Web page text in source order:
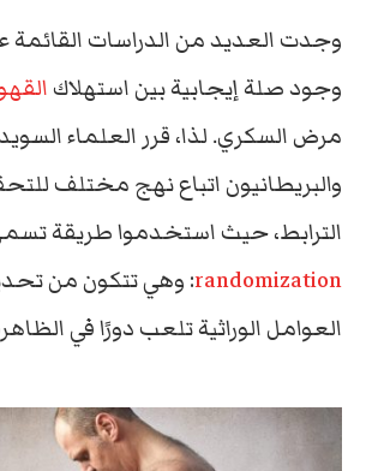
وجدت العديد من الدراسات القائمة
وجود صلة إيجابية بين استهلاك
مرض السكري. لذا، قرر العلماء
والبريطانيون اتباع نهج مختلف
الترابط، حيث استخدموا طريقة
randomization: وهي تتكون من
العوامل الوراثية تلعب دورًا في